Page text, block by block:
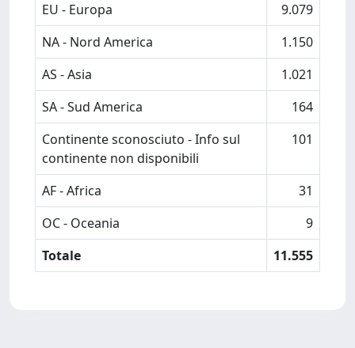
EU - Europa
9.079
NA - Nord America
1.150
AS - Asia
1.021
SA - Sud America
164
Continente sconosciuto - Info sul
continente non disponibili
101
AF - Africa
31
OC - Oceania
9
Totale
11.555